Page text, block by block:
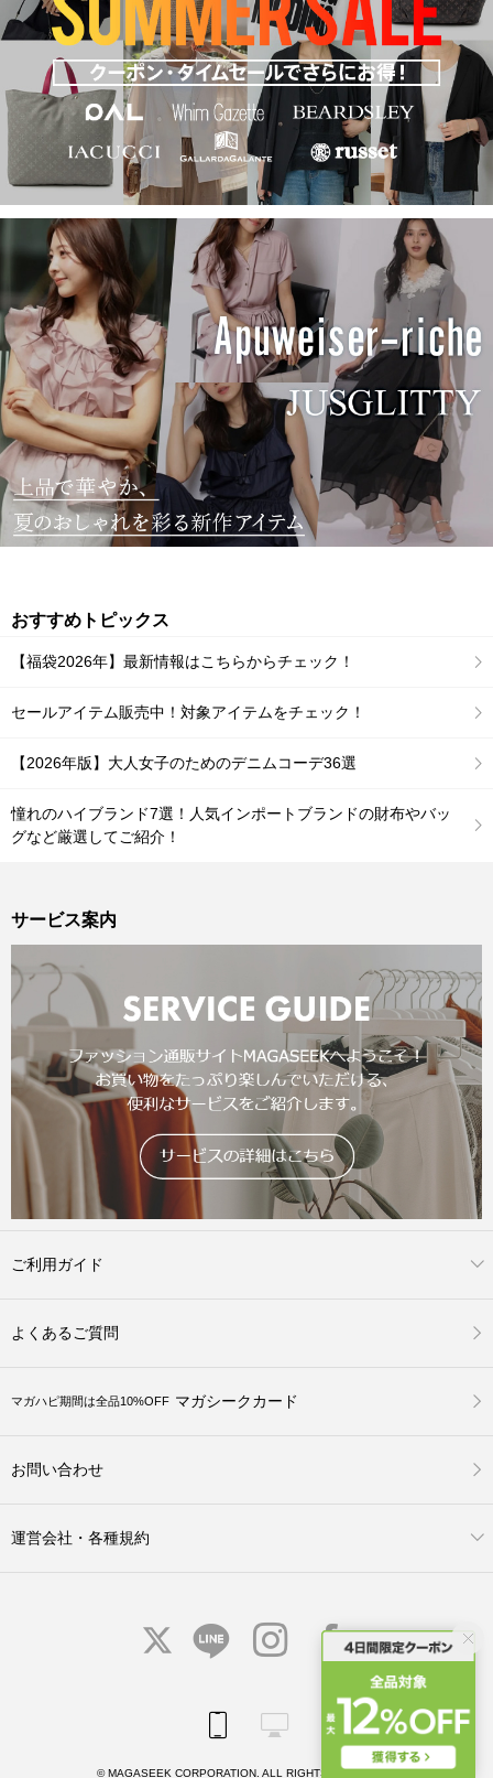
おすすめトピックス
【福袋2026年】最新情報はこちらからチェック！
セールアイテム販売中！対象アイテムをチェック！
【2026年版】大人女子のためのデニムコーデ36選
憧れのハイブランド7選！人気インポートブランドの財布やバッ
グなど厳選してご紹介！
サービス案内
ご利用ガイド
よくあるご質問
マガハピ期間は全品10%OFF マガシークカード
お問い合わせ
運営会社・各種規約
© MAGASEEK CORPORATION. ALL RIGHTS RESERVED.